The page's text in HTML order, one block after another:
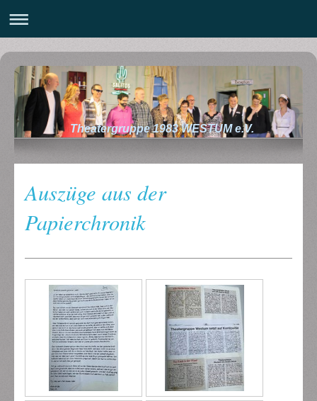
Theatergruppe 1983 WESTUM e.V.
Auszüge aus der
Papierchronik